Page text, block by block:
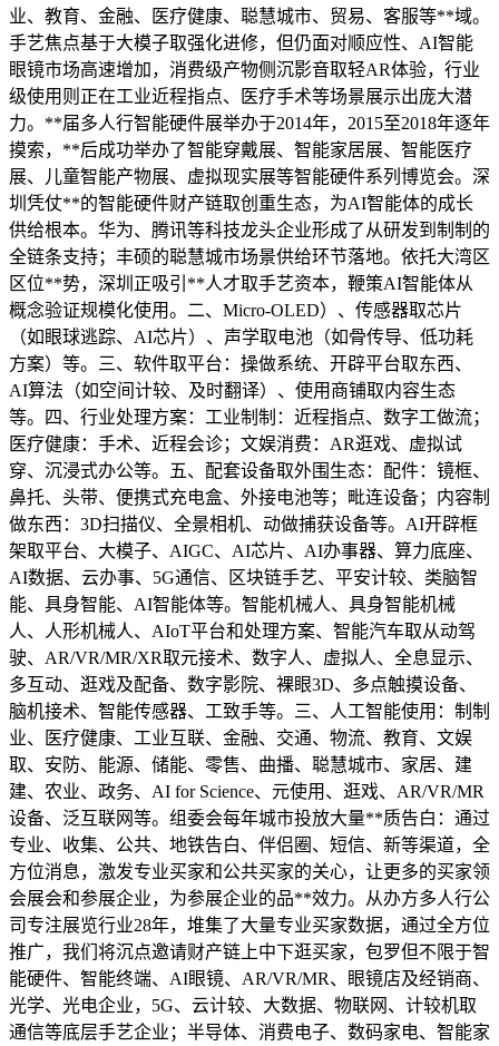
业、教育、金融、医疗健康、聪慧城市、贸易、客服等**域。
手艺焦点基于大模子取强化进修，但仍面对顺应性、AI智能
眼镜市场高速增加，消费级产物侧沉影音取轻AR体验，行业
级使用则正在工业近程指点、医疗手术等场景展示出庞大潜
力。**届多人行智能硬件展举办于2014年，2015至2018年逐年
摸索，**后成功举办了智能穿戴展、智能家居展、智能医疗
展、儿童智能产物展、虚拟现实展等智能硬件系列博览会。深
圳凭仗**的智能硬件财产链取创重生态，为AI智能体的成长
供给根本。华为、腾讯等科技龙头企业形成了从研发到制制的
全链条支持；丰硕的聪慧城市场景供给环节落地。依托大湾区
区位**势，深圳正吸引**人才取手艺资本，鞭策AI智能体从
概念验证规模化使用。二、Micro-OLED）、传感器取芯片
（如眼球逃踪、AI芯片）、声学取电池（如骨传导、低功耗
方案）等。三、软件取平台：操做系统、开辟平台取东西、
AI算法（如空间计较、及时翻译）、使用商铺取内容生态
等。四、行业处理方案：工业制制：近程指点、数字工做流；
医疗健康：手术、近程会诊；文娱消费：AR逛戏、虚拟试
穿、沉浸式办公等。五、配套设备取外围生态：配件：镜框、
鼻托、头带、便携式充电盒、外接电池等；毗连设备；内容制
做东西：3D扫描仪、全景相机、动做捕获设备等。AI开辟框
架取平台、大模子、AIGC、AI芯片、AI办事器、算力底座、
AI数据、云办事、5G通信、区块链手艺、平安计较、类脑智
能、具身智能、AI智能体等。智能机械人、具身智能机械
人、人形机械人、AIoT平台和处理方案、智能汽车取从动驾
驶、AR/VR/MR/XR取元接术、数字人、虚拟人、全息显示、
多互动、逛戏及配备、数字影院、裸眼3D、多点触摸设备、
脑机接术、智能传感器、工致手等。三、人工智能使用：制制
业、医疗健康、工业互联、金融、交通、物流、教育、文娱
取、安防、能源、储能、零售、曲播、聪慧城市、家居、建
建、农业、政务、AI for Science、元使用、逛戏、AR/VR/MR
设备、泛互联网等。组委会每年城市投放大量**质告白：通过
专业、收集、公共、地铁告白、伴侣圈、短信、新等渠道，全
方位消息，激发专业买家和公共买家的关心，让更多的买家领
会展会和参展企业，为参展企业的品**效力。从办方多人行公
司专注展览行业28年，堆集了大量专业买家数据，通过全方位
推广，我们将沉点邀请财产链上中下逛买家，包罗但不限于智
能硬件、智能终端、AI眼镜、AR/VR/MR、眼镜店及经销商、
光学、光电企业，5G、云计较、大数据、物联网、计较机取
通信等底层手艺企业；半导体、消费电子、数码家电、智能家